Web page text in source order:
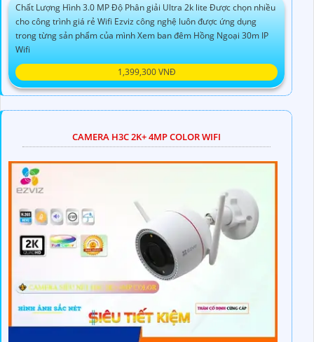
Chất Lượng Hình 3.0 MP Độ Phân giải Ultra 2k lite Được chọn nhiều
cho công trình giá rẻ Wifi Ezviz công nghệ luôn được ứng dụng
trong từng sản phẩm của mình Xem ban đêm Hồng Ngoại 30m IP
Wifi
1,399,300 VNĐ
CAMERA H3C 2K+ 4MP COLOR WIFI